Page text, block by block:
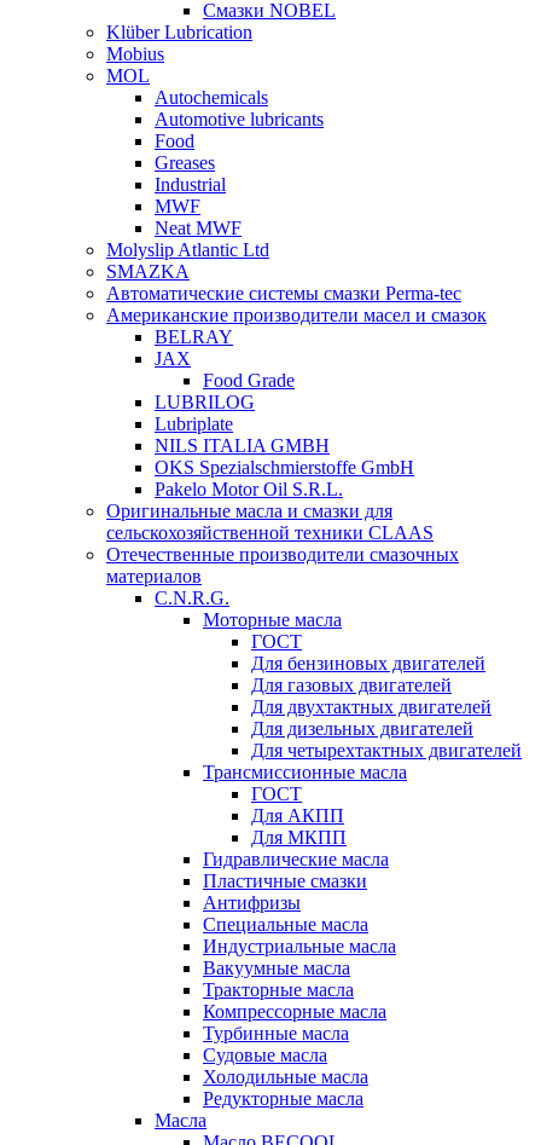
Смазки NOBEL
Klüber Lubrication
Mobius
MOL
Autochemicals
Automotive lubricants
Food
Greases
Industrial
MWF
Neat MWF
Molyslip Atlantic Ltd
SMAZKA
Автоматические системы смазки Perma-tec
Американские производители масел и смазок
BELRAY
JAX
Food Grade
LUBRILOG
Lubriplate
NILS ITALIA GMBH
OKS Spezialschmierstoffe GmbH
Pakelo Motor Oil S.R.L.
Оригинальные масла и смазки для
сельскохозяйственной техники CLAAS
Отечественные производители смазочных
материалов
C.N.R.G.
Моторные масла
ГОСТ
Для бензиновых двигателей
Для газовых двигателей
Для двухтактных двигателей
Для дизельных двигателей
Для четырехтактных двигателей
Трансмиссионные масла
ГОСТ
Для АКПП
Для МКПП
Гидравлические масла
Пластичные смазки
Антифризы
Специальные масла
Индустриальные масла
Вакуумные масла
Тракторные масла
Компрессорные масла
Турбинные масла
Судовые масла
Холодильные масла
Редукторные масла
Масла